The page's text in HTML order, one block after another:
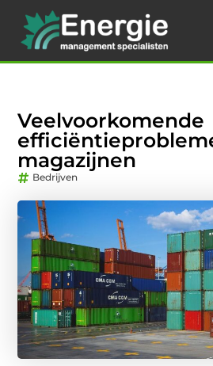
Veelvoorkomende
magazijnen
Bedrijven